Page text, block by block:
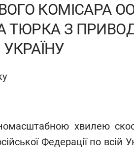
КОМІСАРА
З
УКРАЇНУ
хвилею
Федерації по всій